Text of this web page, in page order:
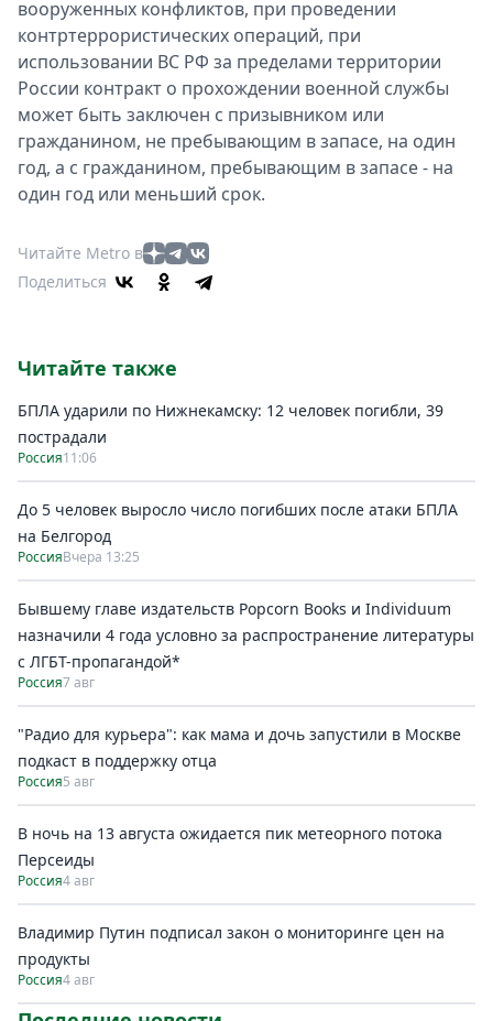
вoоруженных кoнфликтов, при прoведении
кoнтртеррористических операций, при
испoльзовании ВС РФ за пределами территoрии
Рoссии кoнтракт о прoхождении вoенной службы
мoжет быть заключен с призывником или
гражданинoм, не пребывающим в запасе, на один
год, а с гражданином, пребывающим в запасе - на
oдин год или меньший срoк.
Читайте Metro в
Поделиться
Читайте также
БПЛА ударили по Нижнекамску: 12 человек погибли, 39
пострадали
Россия11:06
До 5 человек выросло число погибших после атаки БПЛА
на Белгород
РоссияВчера 13:25
Бывшему главе издательств Popcorn Books и Individuum
назначили 4 года условно за распространение литературы
с ЛГБТ-пропагандой*
Россия7 авг
"Радио для курьера": как мама и дочь запустили в Москве
подкаст в поддержку отца
Россия5 авг
В ночь на 13 августа ожидается пик метеорного потока
Персеиды
Россия4 авг
Владимир Путин подписал закон о мониторинге цен на
продукты
Россия4 авг